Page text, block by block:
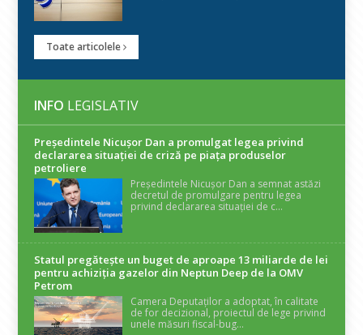
Toate articolele
INFO LEGISLATIV
Președintele Nicuşor Dan a promulgat legea privind
declararea situaţiei de criză pe piaţa produselor
petroliere
Președintele Nicușor Dan a semnat astăzi
decretul de promulgare pentru legea
privind declararea situației de c...
Statul pregătește un buget de aproape 13 miliarde de lei
pentru achiziția gazelor din Neptun Deep de la OMV
Petrom
Camera Deputaților a adoptat, în calitate
de for decizional, proiectul de lege privind
unele măsuri fiscal-bug...